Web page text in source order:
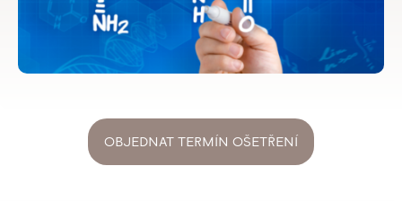
OBJEDNAT TERMÍN OŠETŘENÍ